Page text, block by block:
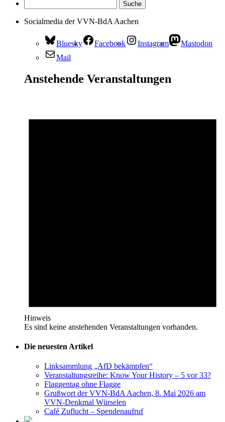
Socialmedia der VVN-BdA Aachen
Bluesky Facebook Instagram
Mastodon
Mail
Anstehende Veranstaltungen
Hinweis
Es sind keine anstehenden Veranstaltungen vorhanden.
Die neuesten Artikel
Linksammlung „AfD bekämpfen“
Veranstaltungsreihe: Know Your History – 5 vor 33?
Flaggentag ohne Flagge
Grußwort der VVN-BdA Aachen, 8. Mai 2026 am
VVN-Denkmal Würselen
Café Zuflucht – Spendenaufruf